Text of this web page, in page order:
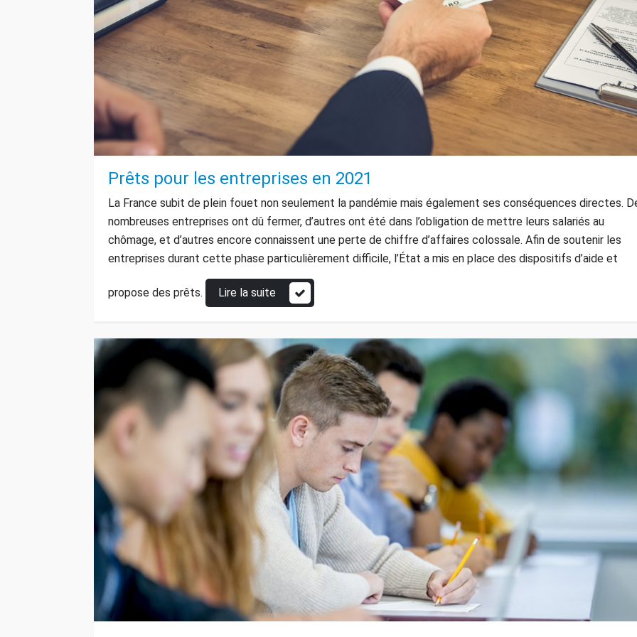
Prêts pour les entreprises en 2021
La France subit de plein fouet non seulement la pandémie mais également ses conséquences directes.
nombreuses entreprises ont dû fermer, d’autres ont été dans l’obligation de mettre leurs salariés au
chômage, et d’autres encore connaissent une perte de chiffre d’affaires colossale. Afin de soutenir les
entreprises durant cette phase particulièrement difficile, l’État a mis en place des dispositifs d’aide et
propose des prêts. Lire la suite